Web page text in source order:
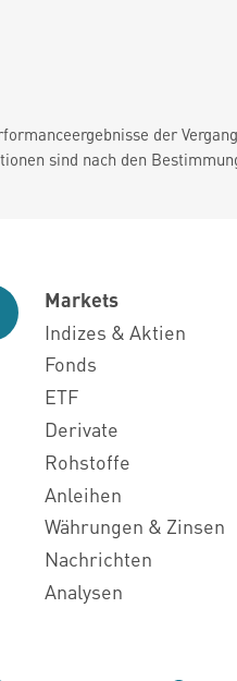
der
sind nach den
Markets
Indizes & Aktien
Fonds
ETF
Derivate
Rohstoffe
Anleihen
Währungen & Zinsen
Nachrichten
Analysen